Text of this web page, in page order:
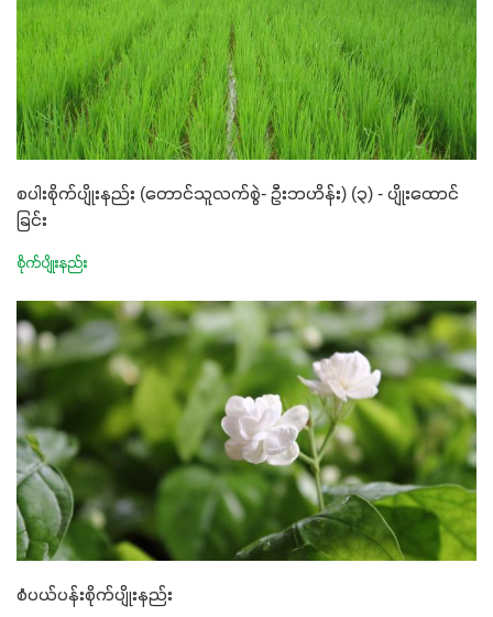
စပါးစိုက်ပျိုးနည်း (တောင်သူလက်စွဲ- ဦးဘဟိန်း) (၃) - ပျိုးထောင်
ခြင်း
စိုက်ပျိုးနည်း
စံပယ်ပန်းစိုက်ပျိုးနည်း